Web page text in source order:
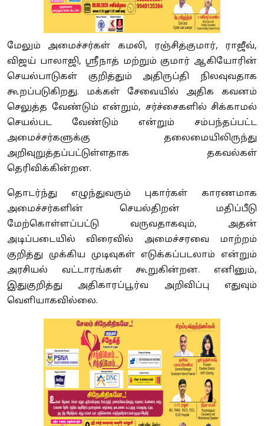
மேலும் அமைச்சர்கள் கமலி, ரஞ்சித்குமார், ராஜீவ்,
விஜய் பாலாஜி, ஸ்ரீநாத் மற்றும் குமார் ஆகியோரின்
செயல்பாடுகள் குறித்தும் அதிருப்தி நிலவுவதாக
கூறப்படுகிறது. மக்கள் சேவையில் அதிக கவனம்
செலுத்த வேண்டும் என்றும், சர்ச்சைகளில் சிக்காமல்
செயல்பட வேண்டும் என்றும் சம்பந்தப்பட்ட
அமைச்சர்களுக்கு தலைமையிலிருந்து
அறிவுறுத்தப்பட்டுள்ளதாக தகவல்கள்
தெரிவிக்கின்றன.
தொடர்ந்து எழுந்துவரும் புகார்கள் காரணமாக
அமைச்சர்களின் செயல்திறன் மதிப்பீடு
மேற்கொள்ளப்பட்டு வருவதாகவும், அதன்
அடிப்படையில் விரைவில் அமைச்சரவை மாற்றம்
குறித்து முக்கிய முடிவுகள் எடுக்கப்படலாம் என்றும்
அரசியல் வட்டாரங்கள் கூறுகின்றன. எனினும்,
இதுகுறித்து அதிகாரப்பூர்வ அறிவிப்பு எதுவும்
வெளியாகவில்லை.